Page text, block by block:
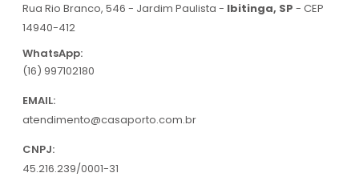
Rua Rio Branco, 546 - Jardim Paulista - Ibitinga, SP - CEP
14940-412
WhatsApp:
(16) 997102180
EMAIL:
atendimento@casaporto.com.br
CNPJ:
45.216.239/0001-31